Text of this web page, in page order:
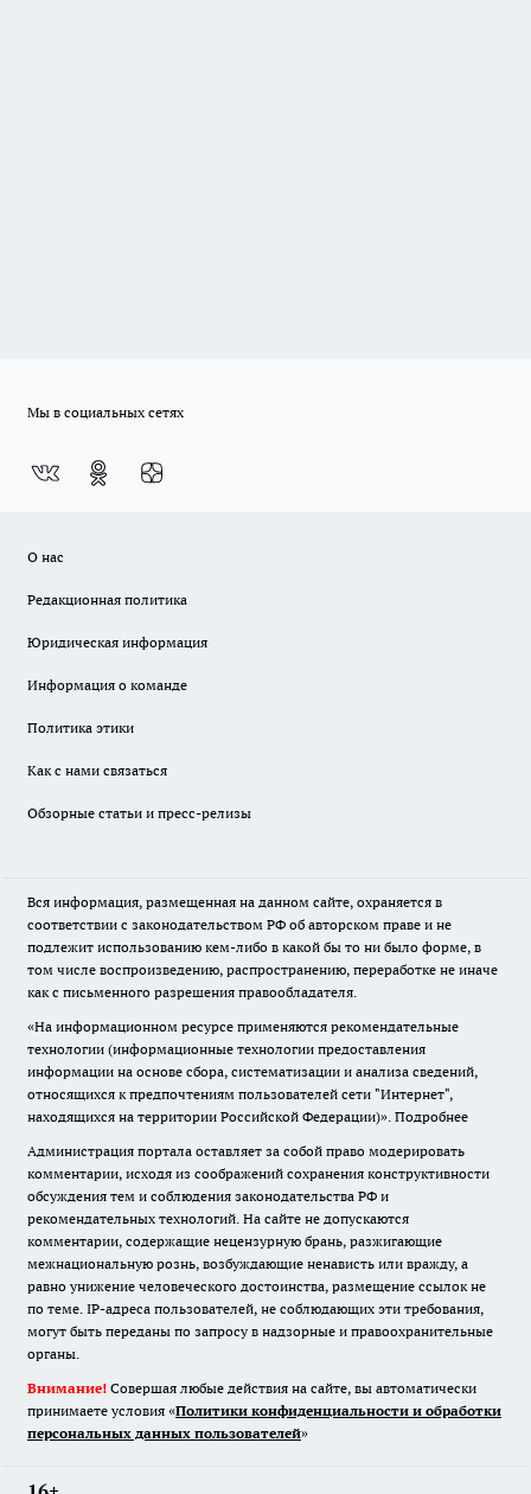
Мы в социальных сетях
О нас
Редакционная политика
Юридическая информация
Информация о команде
Политика этики
Как с нами связаться
Обзорные статьи и пресс-релизы
Вся информация, размещенная на данном сайте, охраняется в
соответствии с законодательством РФ об авторском праве и не
подлежит использованию кем-либо в какой бы то ни было форме, в
том числе воспроизведению, распространению, переработке не иначе
как с письменного разрешения правообладателя.
«На информационном ресурсе применяются рекомендательные
технологии (информационные технологии предоставления
информации на основе сбора, систематизации и анализа сведений,
относящихся к предпочтениям пользователей сети "Интернет",
находящихся на территории Российской Федерации)». Подробнее
Администрация портала оставляет за собой право модерировать
комментарии, исходя из соображений сохранения конструктивности
обсуждения тем и соблюдения законодательства РФ и
рекомендательных технологий. На сайте не допускаются
комментарии, содержащие нецензурную брань, разжигающие
межнациональную рознь, возбуждающие ненависть или вражду, а
равно унижение человеческого достоинства, размещение ссылок не
по теме. IP-адреса пользователей, не соблюдающих эти требования,
могут быть переданы по запросу в надзорные и правоохранительные
органы.
Внимание! Совершая любые действия на сайте, вы автоматически
принимаете условия «Политики конфиденциальности и обработки
персональных данных пользователей»